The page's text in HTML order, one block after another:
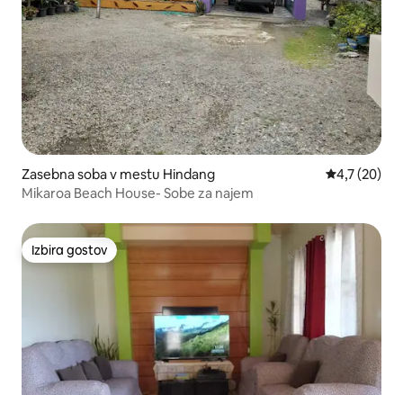
Zasebna soba v mestu Hindang Povprečna
4,7 (20)
Mikaroa Beach House- Sobe za najem
Izbira gostov
Izbira gostov